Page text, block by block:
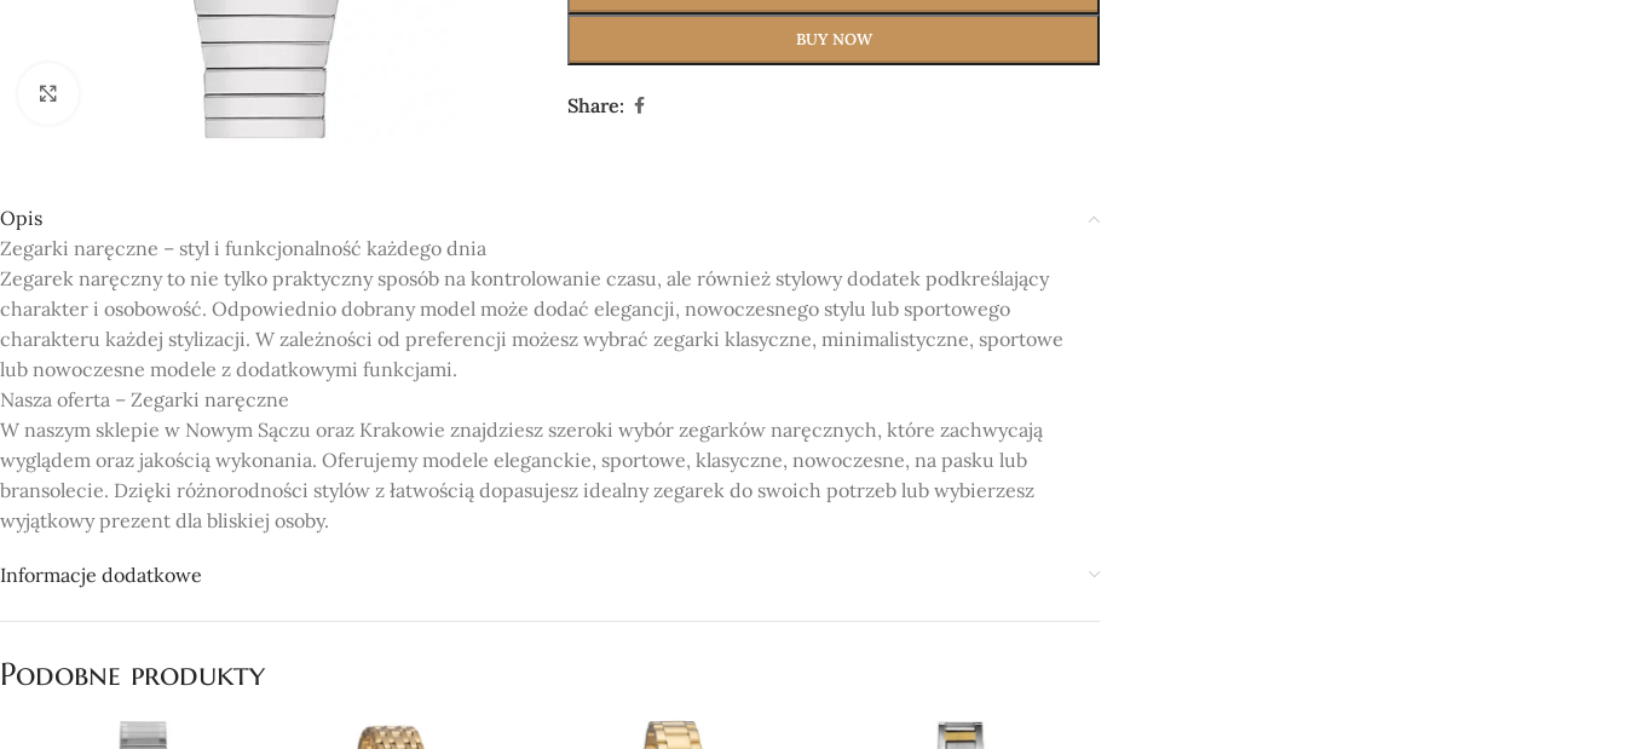
Click to enlarge
BUY NOW
Share:
Opis
Zegarki naręczne – styl i funkcjonalność każdego dnia
Zegarek naręczny to nie tylko praktyczny sposób na kontrolowanie czasu, ale również stylowy dodatek podkreślający
charakter i osobowość. Odpowiednio dobrany model może dodać elegancji, nowoczesnego stylu lub sportowego
charakteru każdej stylizacji. W zależności od preferencji możesz wybrać zegarki klasyczne, minimalistyczne, sportowe
lub nowoczesne modele z dodatkowymi funkcjami.
Nasza oferta – Zegarki naręczne
W naszym sklepie w Nowym Sączu oraz Krakowie znajdziesz szeroki wybór zegarków naręcznych, które zachwycają
wyglądem oraz jakością wykonania. Oferujemy modele eleganckie, sportowe, klasyczne, nowoczesne, na pasku lub
bransolecie. Dzięki różnorodności stylów z łatwością dopasujesz idealny zegarek do swoich potrzeb lub wybierzesz
wyjątkowy prezent dla bliskiej osoby.
Bogata oferta: Oferujemy szeroki wybór zegarków naręcznych o różnych wzorach, kolorach i stylach.
oferty.
Konkurencyjne ceny: Oferujemy atrakcyjne ceny, dzięki którym stylowe zegarki są dostępne dla każdego.
Informacje dodatkowe
Podobne produkty